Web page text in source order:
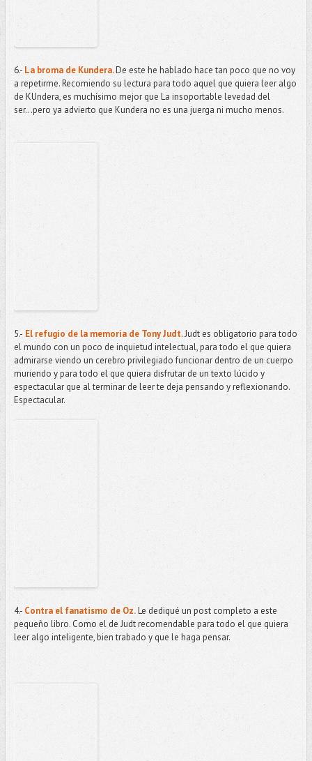
6.- La broma de Kundera. De este he hablado hace tan poco que no voy
a repetirme. Recomiendo su lectura para todo aquel que quiera leer algo
de KUndera, es muchísimo mejor que La insoportable levedad del
ser...pero ya advierto que Kundera no es una juerga ni mucho menos.
5.- El refugio de la memoria de Tony Judt. Judt es obligatorio para todo
el mundo con un poco de inquietud intelectual, para todo el que quiera
admirarse viendo un cerebro privilegiado funcionar dentro de un cuerpo
muriendo y para todo el que quiera disfrutar de un texto lúcido y
espectacular que al terminar de leer te deja pensando y reflexionando.
Espectacular.
4.- Contra el fanatismo de Oz.Le dediqué un post completo a este
pequeño libro. Como el de Judt recomendable para todo el que quiera
leer algo inteligente, bien trabado y que le haga pensar.